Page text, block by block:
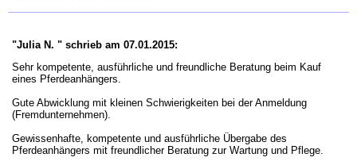
"Julia N. " schrieb am 07.01.2015:
Sehr kompetente, ausführliche und freundliche Beratung beim Kauf
eines Pferdeanhängers.
Gute Abwicklung mit kleinen Schwierigkeiten bei der Anmeldung
(Fremdunternehmen).
Gewissenhafte, kompetente und ausführliche Übergabe des
Pferdeanhängers mit freundlicher Beratung zur Wartung und Pflege.